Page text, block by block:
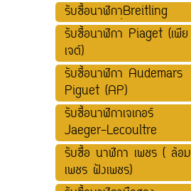
รับซื้อนาฬิกาฺฺBreitling
รับซื้อนาฬิกา Piaget (เพีย
เจต์)
รับซื้อนาฬิกา Audemars
Piguet (AP)
รับซื้อนาฬิกาเจเกอร์
Jaeger-Lecoultre
รับซื้อ นาฬิกา เพชร ( ล้อม
เพชร ฝังเพชร)